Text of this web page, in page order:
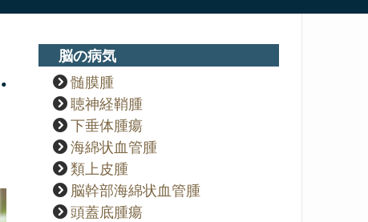
脳の病気
髄膜腫
聴神経鞘腫
下垂体腫瘍
海綿状血管腫
類上皮腫
脳幹部海綿状血管腫
頭蓋底腫瘍